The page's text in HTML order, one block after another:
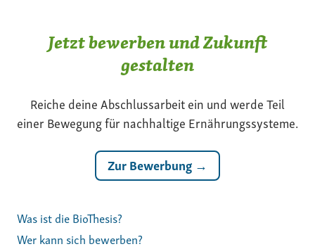
Jetzt bewerben und Zukunft
gestalten
Reiche deine Abschlussarbeit ein und werde Teil
einer Bewegung für nachhaltige Ernährungssysteme.
Zur Bewerbung →
Was ist die BioThesis?
Wer kann sich bewerben?